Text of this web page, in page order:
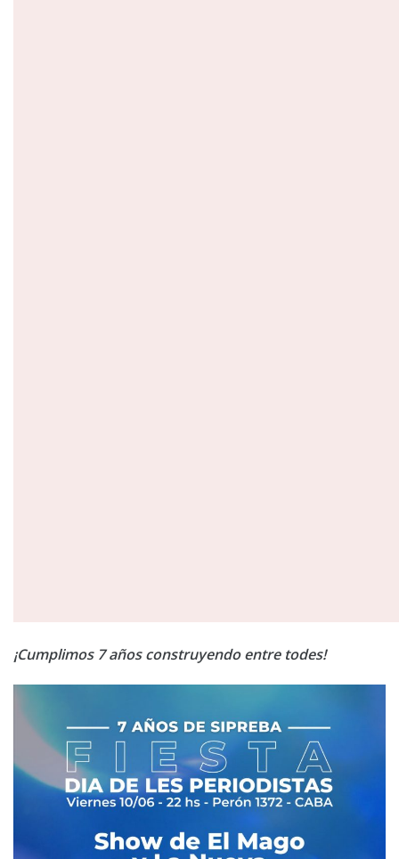
¡Cumplimos 7 años construyendo entre todes!